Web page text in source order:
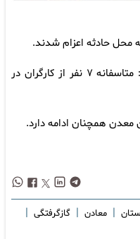
محل حادثه اعزام شدند.
سخنگوی جمعیت هلال احمر ادامه داد: متاسفانه ۷ نفر از کارگران در
همچنان ادامه دارد.
| معادن | گازگرفتگی |